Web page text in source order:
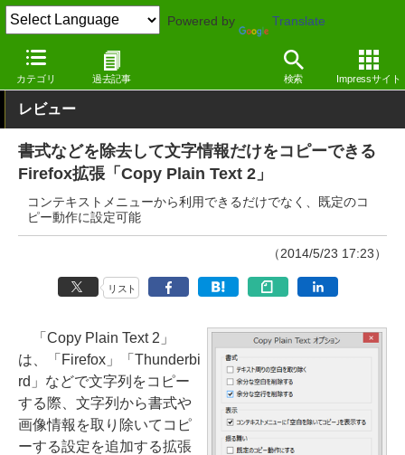
Powered by Translate
カテゴリ 過去記事 検索 Impressサイト
窓の杜 インターネット Firefox拡張機能
レビュー
書式などを除去して文字情報だけをコピーできる
Firefox拡張「Copy Plain Text 2」
コンテキストメニューから利用できるだけでなく、既定のコ
ピー動作に設定可能
（2014/5/23 17:23）
リスト
「Copy Plain Text 2」
は、「Firefox」「Thunderbi
rd」などで文字列をコピー
する際、文字列から書式や
画像情報を取り除いてコピ
ーする設定を追加する拡張